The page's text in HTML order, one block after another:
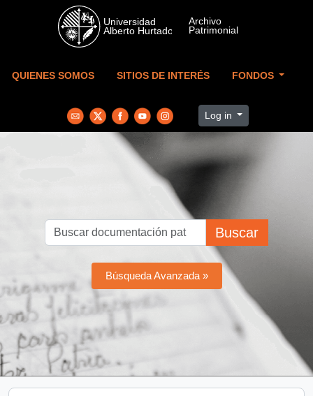
Skip to main content
QUIENES SOMOS SITIOS DE INTERÉS FONDOS
Log in
Buscar
Búsqueda Avanzada »